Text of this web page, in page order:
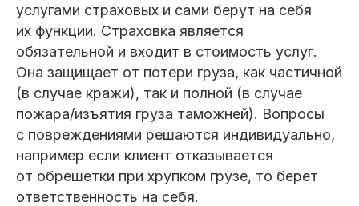
услугами страховых и сами берут на себя
их функции. Страховка является
обязательной и входит в стоимость услуг.
Она защищает от потери груза, как частичной
(в случае кражи), так и полной (в случае
пожара/изъятия груза таможней). Вопросы
с повреждениями решаются индивидуально,
например если клиент отказывается
от обрешетки при хрупком грузе, то берет
ответственность на себя.